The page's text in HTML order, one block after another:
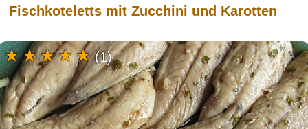
Fischkoteletts mit Zucchini und Karotten
(1)